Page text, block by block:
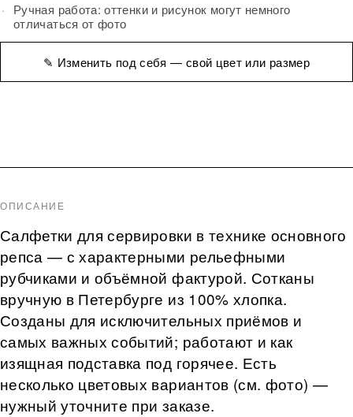
Ручная работа: оттенки и рисунок могут немного
отличаться от фото
✎ Изменить под себя — свой цвет или размер
ОПИСАНИЕ
Салфетки для сервировки в технике основного
репса — с характерными рельефными
рубчиками и объёмной фактурой. Сотканы
вручную в Петербурге из 100% хлопка.
Созданы для исключительных приёмов и
самых важных событий; работают и как
изящная подставка под горячее. Есть
несколько цветовых вариантов (см. фото) —
нужный уточните при заказе.